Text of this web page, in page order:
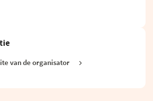
van de organisator